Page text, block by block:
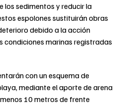
sedimentos y reducir la
espolones sustituirán obras
debido a la acción
condiciones marinas registradas
con un esquema de
mediante el aporte de arena
10 metros de frente